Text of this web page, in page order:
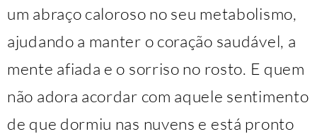
um abraço caloroso no seu metabolismo,
ajudando a manter o coração saudável, a
mente afiada e o sorriso no rosto. E quem
não adora acordar com aquele sentimento
de que dormiu nas nuvens e está pronto